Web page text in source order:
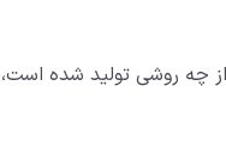
از چه روشی تولید شده